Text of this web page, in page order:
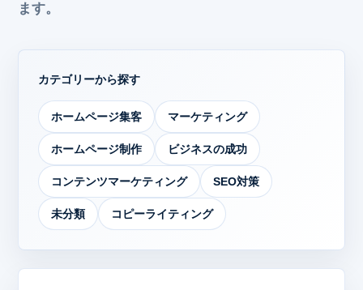
ます。
カテゴリーから探す
ホームページ集客 マーケティング
ホームページ制作 ビジネスの成功
コンテンツマーケティング SEO対策
未分類 コピーライティング